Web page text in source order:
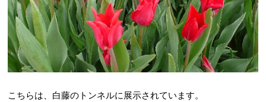
こちらは、白藤のトンネルに展示されています。